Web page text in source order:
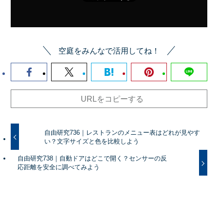
空庭をみんなで活用してね！
URLをコピーする
自由研究736｜レストランのメニュー表はどれが見やす
い？文字サイズと色を比較しよう
自由研究738｜自動ドアはどこで開く？センサーの反
応距離を安全に調べてみよう